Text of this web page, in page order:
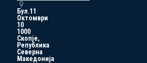
Бул.11
Октомври
10
1000
Скопје,
Република
Северна
Македонија